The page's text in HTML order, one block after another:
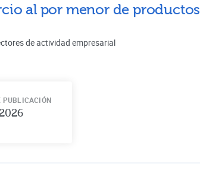
al por menor de productos
de actividad empresarial
PUBLICACIÓN